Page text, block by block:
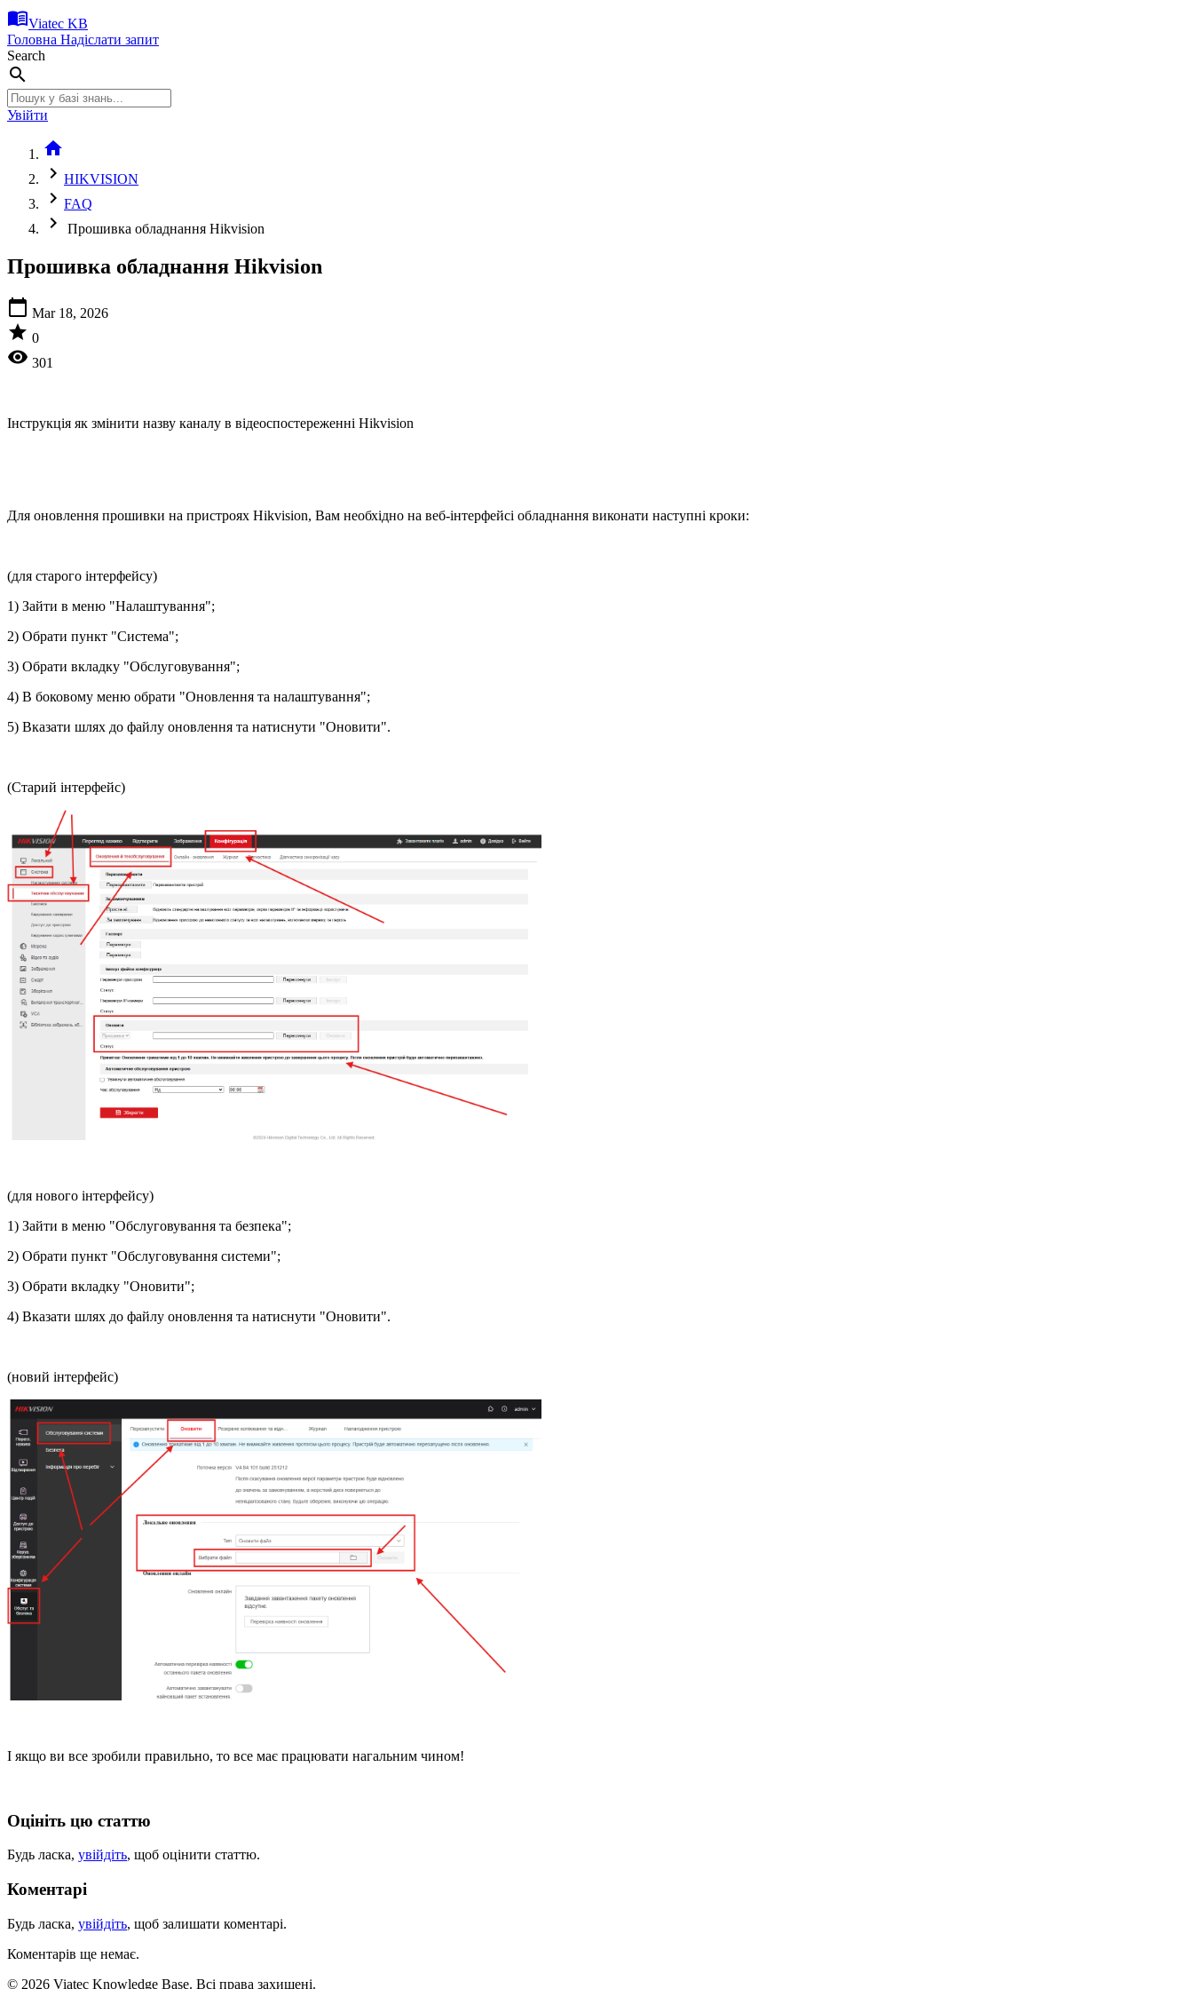
menu_bookViatec KB
Головна Надіслати запит
Search
search
Увійти
home
chevron_right HIKVISION
chevron_right FAQ
chevron_right Прошивка обладнання Hikvision
Прошивка обладнання Hikvision
calendar_today Mar 18, 2026
star 0
visibility 301
Інструкція як змінити назву каналу в відеоспостереженні Hikvision
Для оновлення прошивки на пристроях Hikvision, Вам необхідно на веб-інтерфейсі обладнання виконати наступні кроки:
(для старого інтерфейсу)
1) Зайти в меню "Налаштування";
2) Обрати пункт "Система";
3) Обрати вкладку "Обслуговування";
4) В боковому меню обрати "Оновлення та налаштування";
5) Вказати шлях до файлу оновлення та натиснути "Оновити".
(Старий інтерфейс)
(для нового інтерфейсу)
1) Зайти в меню "Обслуговування та безпека";
2) Обрати пункт "Обслуговування системи";
3) Обрати вкладку "Оновити";
4) Вказати шлях до файлу оновлення та натиснути "Оновити".
(новий інтерфейс)
І якщо ви все зробили правильно, то все має працювати нагальним чином!
Оцініть цю статтю
Будь ласка, увійдіть, щоб оцінити статтю.
Коментарі
Будь ласка, увійдіть, щоб залишати коментарі.
Коментарів ще немає.
© 2026 Viatec Knowledge Base. Всі права захищені.